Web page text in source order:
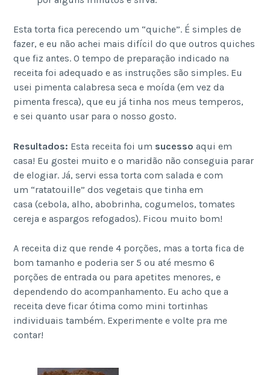
Esta torta fica perecendo um “quiche”. É simples de
fazer, e eu não achei mais difícil do que outros quiches
que fiz antes. O tempo de preparação indicado na
receita foi adequado e as instruções são simples. Eu
usei pimenta calabresa seca e moída (em vez da
pimenta fresca), que eu já tinha nos meus temperos,
e sei quanto usar para o nosso gosto.
Resultados: Esta receita foi um sucesso aqui em
casa! Eu gostei muito e o maridão não conseguia parar
de elogiar. Já, servi essa torta com salada e com
um “ratatouille” dos vegetais que tinha em
casa (cebola, alho, abobrinha, cogumelos, tomates
cereja e aspargos refogados). Ficou muito bom!
A receita diz que rende 4 porções, mas a torta fica de
bom tamanho e poderia ser 5 ou até mesmo 6
porções de entrada ou para apetites menores, e
dependendo do acompanhamento. Eu acho que a
receita deve ficar ótima como mini tortinhas
individuais também. Experimente e volte pra me
contar!